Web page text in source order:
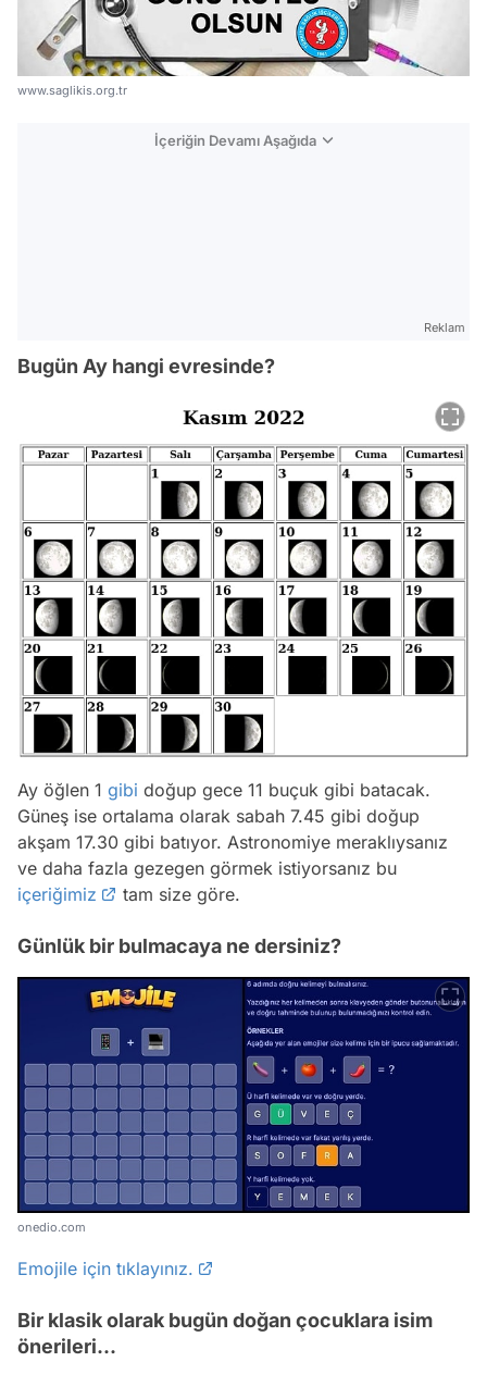
www.saglikis.org.tr
İçeriğin Devamı Aşağıda
Reklam
Bugün Ay hangi evresinde?
Ay öğlen 1 gibi doğup gece 11 buçuk gibi batacak.
Güneş ise ortalama olarak sabah 7.45 gibi doğup
akşam 17.30 gibi batıyor. Astronomiye meraklıysanız
ve daha fazla gezegen görmek istiyorsanız bu
içeriğimiz
tam size göre.
Günlük bir bulmacaya ne dersiniz?
onedio.com
Emojile için tıklayınız.
Bir klasik olarak bugün doğan çocuklara isim
önerileri...